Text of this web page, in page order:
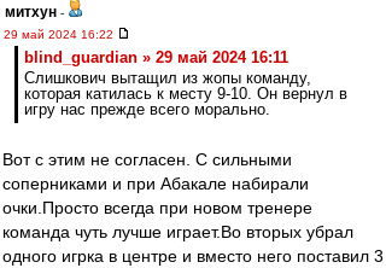
митхун -
29 май 2024 16:22
blind_guardian » 29 май 2024 16:11
Слишкович вытащил из жопы команду,
которая катилась к месту 9-10. Он вернул в
игру нас прежде всего морально.
Вот с этим не согласен. С сильными
соперниками и при Абакале набирали
очки.Просто всегда при новом тренере
команда чуть лучше играет.Во вторых убрал
одного игрка в центре и вместо него поставил 3